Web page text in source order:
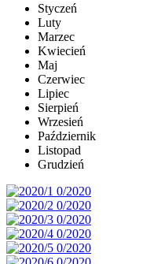
Styczeń
Luty
Marzec
Kwiecień
Maj
Czerwiec
Lipiec
Sierpień
Wrzesień
Październik
Listopad
Grudzień